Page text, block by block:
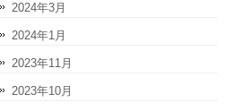
2024年3月
2024年1月
2023年11月
2023年10月